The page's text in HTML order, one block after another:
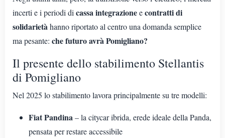
incerti e i periodi di cassa integrazioneecontratti di
solidarietàhanno riportato al centro una domanda semplice
ma pesante: che futuro avrà Pomigliano?
Il presente dello stabilimento Stellantis
di Pomigliano
Nel 2025 lo stabilimento lavora principalmente su tre modelli:
Fiat Pandina– la citycar ibrida, erede ideale della Panda,
pensata per restare accessibile